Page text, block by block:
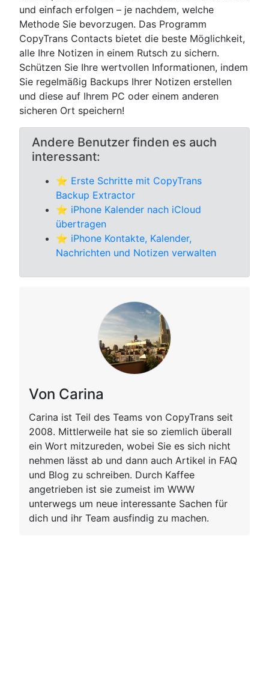
und einfach erfolgen – je nachdem, welche
Methode Sie bevorzugen. Das Programm
CopyTrans Contacts bietet die beste Möglichkeit,
alle Ihre Notizen in einem Rutsch zu sichern.
Schützen Sie Ihre wertvollen Informationen, indem
Sie regelmäßig Backups Ihrer Notizen erstellen
und diese auf Ihrem PC oder einem anderen
sicheren Ort speichern!
Andere Benutzer finden es auch
interessant:
⭐ Erste Schritte mit CopyTrans
Backup Extractor
⭐ iPhone Kalender nach iCloud
übertragen
⭐ iPhone Kontakte, Kalender,
Nachrichten und Notizen verwalten
Von Carina
Carina ist Teil des Teams von CopyTrans seit
2008. Mittlerweile hat sie so ziemlich überall
ein Wort mitzureden, wobei Sie es sich nicht
nehmen lässt ab und dann auch Artikel in FAQ
und Blog zu schreiben. Durch Kaffee
angetrieben ist sie zumeist im WWW
unterwegs um neue interessante Sachen für
dich und ihr Team ausfindig zu machen.